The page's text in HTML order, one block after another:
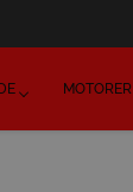
MOTORER